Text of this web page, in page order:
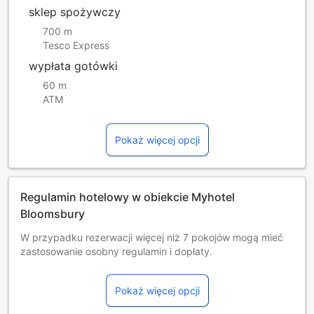
sklep spożywczy
700 m
Tesco Express
wypłata gotówki
60 m
ATM
Pokaż więcej opcji
Regulamin hotelowy w obiekcie Myhotel
Bloomsbury
W przypadku rezerwacji więcej niż 7 pokojów mogą mieć
zastosowanie osobny regulamin i dopłaty.
Niemowlęta i dzieci od 0 do 1 lat
Pobyt jest bezpłatny w przypadku korzystania z
dostępnych łóżek. Uwaga: łóżeczko dla dziecka może być
Pokaż więcej opcji